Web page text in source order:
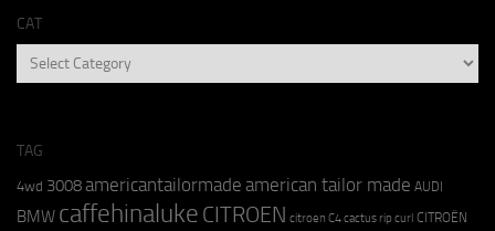
CAT
CAT
TAG
4wd 3008americantailormade american tailor made AUDI
BMW caffehinaluke CITROEN citroen C4 cactus rip curl CITROËN